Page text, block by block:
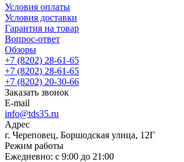
Условия оплаты
Условия доставки
Гарантия на товар
Вопрос-ответ
Обзоры
+7 (8202) 28‑61-65
+7 (8202) 28‑61-65
+7 (8202) 20‑30-66
Заказать звонок
E-mail
info@tds35.ru
Адрес
г. Череповец, Боршодская улица, 12Г
Режим работы
Ежедневно: с 9:00 до 21:00